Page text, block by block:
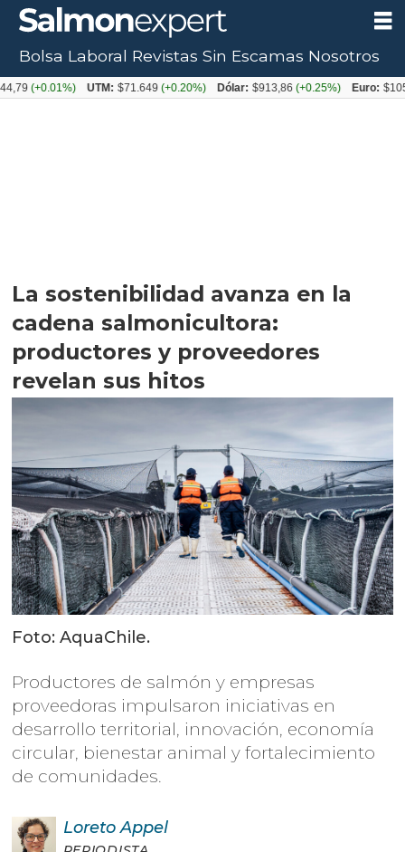
La sostenibilidad avanza en la
cadena salmonicultora:
productores y proveedores
revelan sus hitos
Foto: AquaChile.
Productores de salmón y empresas
proveedoras impulsaron iniciativas en
desarrollo territorial, innovación, economía
circular, bienestar animal y fortalecimiento
de comunidades.
Loreto Appel
Bolsa Laboral Revistas Sin Escamas Nosotros
UTM: $71.649 (+0.20%) Dólar: $913,86 (+0.25%) Euro: $1053,08(-